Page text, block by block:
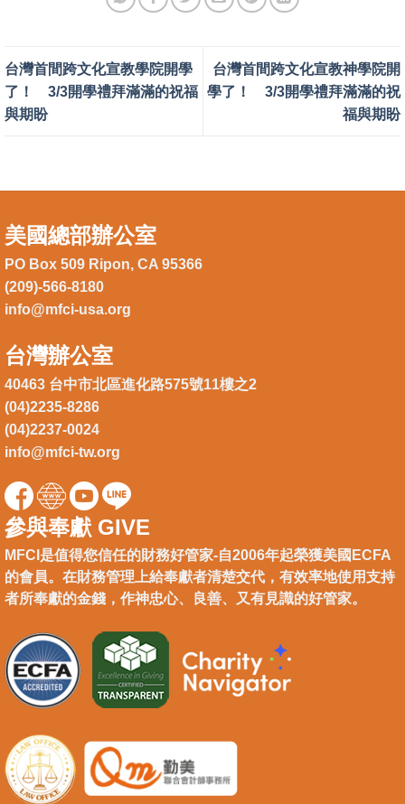
台灣首間跨文化宣教學院開學
了！ 3/3開學禮拜滿滿的祝福
與期盼
台灣首間跨文化宣教神學院開
學了！ 3/3開學禮拜滿滿的祝
福與期盼
美國總部辦公室
PO Box 509 Ripon, CA 95366
(209)-566-8180
info@mfci-usa.org
台灣辦公室
40463 台中市北區進化路575號11樓之2
(04)2235-8286
(04)2237-0024
info@mfci-tw.org
參與奉獻 GIVE
MFCI是值得您信任的財務好管家-自2006年起榮獲美國ECFA
的會員。在財務管理上給奉獻者清楚交代，有效率地使用支持
者所奉獻的金錢，作神忠心、良善、又有見識的好管家。